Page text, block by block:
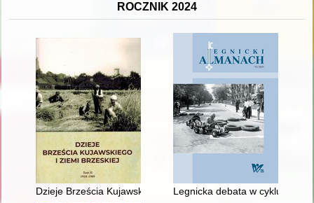
ROCZNIK 2024
Dzieje Brześcia Kujawskiego i ziemi brzeskiej : praca
Legnicka debata w cyklu